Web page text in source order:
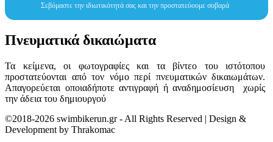
Σεβόμαστε την ιδιωτικότητά σας και την προστατεύουμε σοβαρά
Πνευματικά δικαιώματα
Τα κείμενα, οι φωτογραφίες και τα βίντεο του ιστότοπου
προστατεύονται από τον νόμο περί πνευματικών δικαιωμάτων.
Απαγορεύεται οποιαδήποτε αντιγραφή ή αναδημοσίευση χωρίς
την άδεια του δημιουργού
©2018-2026 swimbikerun.gr - All Rights Reserved | Design &
Development by Thrakomac